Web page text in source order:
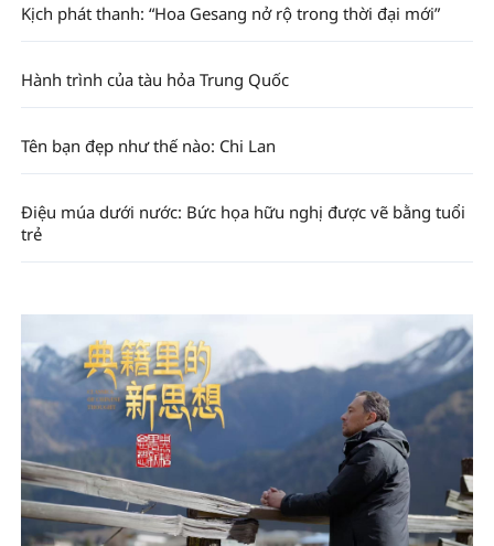
Kịch phát thanh: “Hoa Gesang nở rộ trong thời đại mới”
Hành trình của tàu hỏa Trung Quốc
Tên bạn đẹp như thế nào: Chi Lan
Điệu múa dưới nước: Bức họa hữu nghị được vẽ bằng tuổi
trẻ